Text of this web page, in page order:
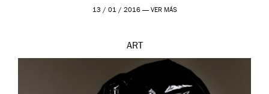
contarnos una […]
13 / 01 / 2016 — VER MÁS
ART